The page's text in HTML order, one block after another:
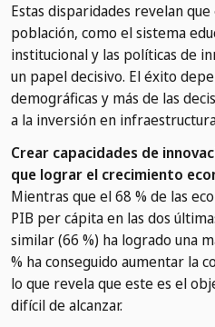
Estas disparidades revelan
población, como el sistema
institucional y las políticas de
un papel decisivo. El éxito
demográficas y más de las
a la inversión en
Crear capacidades de
que lograr el crecimiento
Mientras que el 68 % de las
PIB per cápita en las dos
similar (66 %) ha logrado una
% ha conseguido aumentar la
lo que revela que este es el
difícil de alcanzar.